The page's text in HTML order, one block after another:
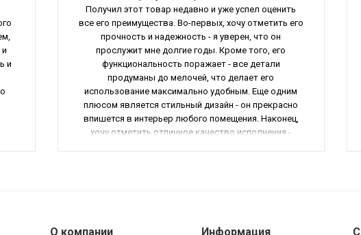
и
Получил этот товар недавно и уже успел оценить
все его преимущества. Во-первых, хочу отметить его
прочность и надежность - я уверен, что он
прослужит мне долгие годы. Кроме того, его
функциональность поражает - все детали
продуманы до мелочей, что делает его
использование максимально удобным. Еще одним
плюсом является стильный дизайн - он прекрасно
впишется в интерьер любого помещения. Наконец,
хочу отметить отличное качество исполнения -
О компании Информация